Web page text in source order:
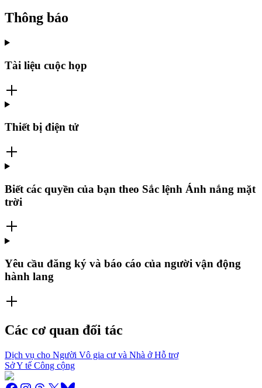
Thông báo
Tài liệu cuộc họp
Thiết bị điện tử
Biết các quyền của bạn theo Sắc lệnh Ánh nắng mặt
trời
Yêu cầu đăng ký và báo cáo của người vận động
hành lang
Các cơ quan đối tác
Dịch vụ cho Người Vô gia cư và Nhà ở Hỗ trợ
Sở Y tế Công cộng